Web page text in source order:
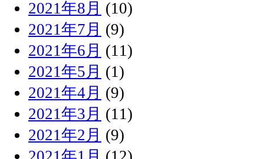
2021年8月 (10)
2021年7月 (9)
2021年6月 (11)
2021年5月 (1)
2021年4月 (9)
2021年3月 (11)
2021年2月 (9)